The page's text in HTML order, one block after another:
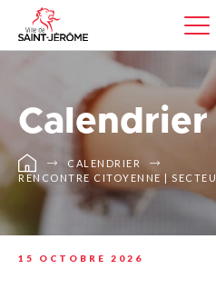
Calendrier
CALENDRIER
RENCONTRE CITOYENNE |
15 OCTOBRE 2026